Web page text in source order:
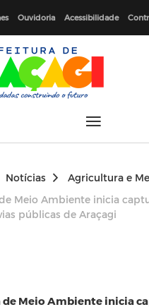
Ouvidoria Acessibilidade
Notícias
Agricultura e
Meio Ambiente inicia
públicas de Araçagi
de Meio Ambiente inicia